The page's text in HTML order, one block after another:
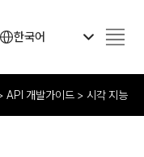
한국어
API 개발가이드 시각 지능